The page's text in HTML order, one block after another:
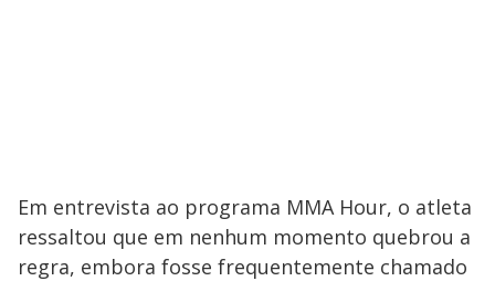
Em entrevista ao programa MMA Hour, o atleta
ressaltou que em nenhum momento quebrou a
regra, embora fosse frequentemente chamado